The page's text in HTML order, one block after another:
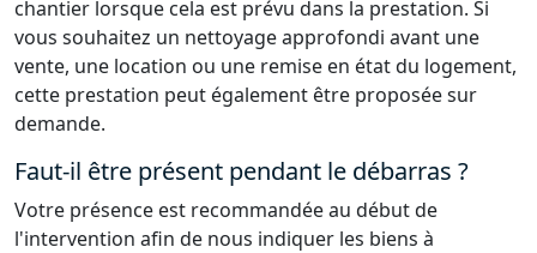
chantier lorsque cela est prévu dans la prestation. Si
vous souhaitez un nettoyage approfondi avant une
vente, une location ou une remise en état du logement,
cette prestation peut également être proposée sur
demande.
Faut-il être présent pendant le débarras ?
Votre présence est recommandée au début de
l'intervention afin de nous indiquer les biens à